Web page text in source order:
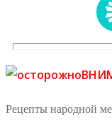
Рецепты народной